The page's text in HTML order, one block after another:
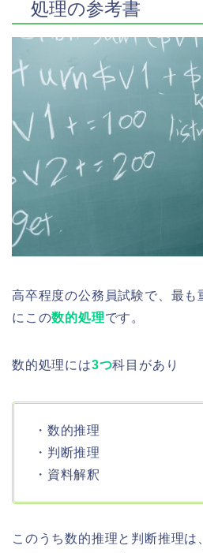
処理の参考書
高卒程度の公務員試験で、最も
にこの数的処理です。
数的処理には3つ科目があり
・数的推理
・判断推理
・資料解釈
このうち数的推理と判断推理は